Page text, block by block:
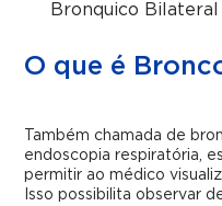
Bronquico Bilateral
O que é
Também chamada de
endoscopia respiratória,
permitir ao médico
Isso possibilita observar